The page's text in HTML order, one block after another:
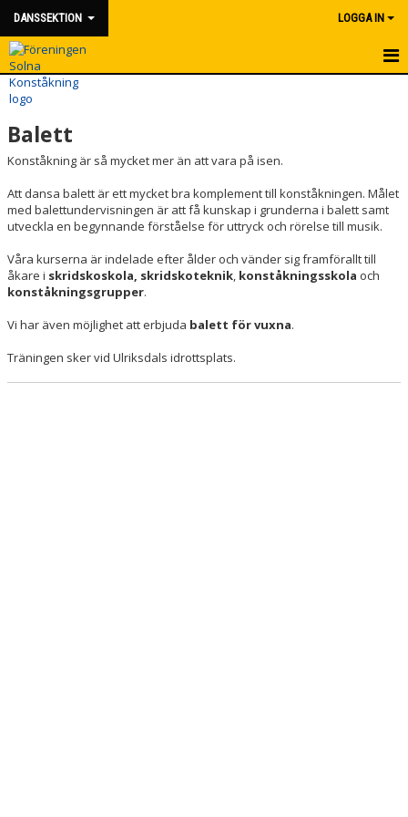
DANSSEKTION LOGGA IN
HEM
NYHETER
KONTAKT
Balett
Konståkning är så mycket mer än att vara på isen.
Att dansa balett är ett mycket bra komplement till konståkningen. Målet
med balettundervisningen är att få kunskap i grunderna i balett samt
utveckla en begynnande förståelse för uttryck och rörelse till musik.
Våra kurserna är indelade efter ålder och vänder sig framförallt till
åkare i skridskoskola, skridskoteknik, konståkningsskola och
konståkningsgrupper.
Vi har även möjlighet att erbjuda balett för vuxna.
Träningen sker vid Ulriksdals idrottsplats.